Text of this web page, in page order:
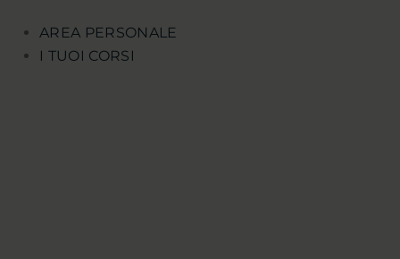
AREA PERSONALE
I TUOI CORSI